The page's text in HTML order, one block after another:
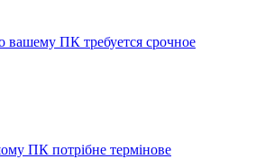
вашему ПК требуется срочное
ПК потрібне термінове